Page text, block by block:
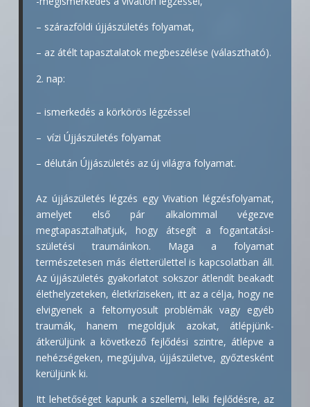
– szárazföldi újjászületés folyamat,
– az átélt tapasztalatok megbeszélése (választható).
nap:
– ismerkedés a körkörös légzéssel
– vízi Újjászületés folyamat
– délután Újjászületés az új világra folyamat.
Az újjászületés légzés egy Vivation légzésfolyamat,
amelyet első pár alkalommal végezve
megtapasztalhatjuk, hogy átsegít a fogantatási-
születési traumáinkon. Maga a folyamat
természetesen más életterülettel is kapcsolatban áll.
Az újjászületés gyakorlatot sokszor átlendít beakadt
élethelyzeteken, életkríziseken, itt az a célja, hogy ne
elvigyenek a feltornyosult problémák vagy egyéb
traumák, hanem megoldjuk azokat, átlépjünk-
átkerüljünk a következő fejlődési szintre, átlépve a
nehézségeken, megújulva, újjászületve, győztesként
kerüljünk ki.
Itt lehetőséget kapunk a szellemi, lelki fejlődésre, az